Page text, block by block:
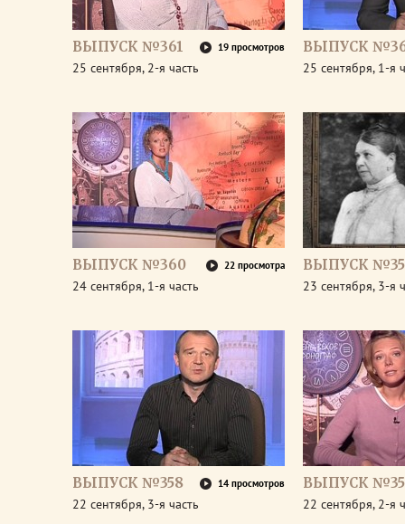
ВЫПУСК №361 19 просмотров
25 сентября, 2-я часть
ВЫПУСК
25 сентября, 1-я
ВЫПУСК №360 22 просмотра
24 сентября, 1-я часть
ВЫПУСК
23 сентября, 3-я
ВЫПУСК №358 14 просмотров
22 сентября, 3-я часть
ВЫПУСК
22 сентября, 2-я